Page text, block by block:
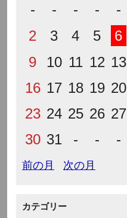
-
- - - -
2
3 4 5 6
9
10 11 12 13
16 17 18 19 20
23 24 25 26 27
30 31 - - -
前の月 次の月
カテゴリー